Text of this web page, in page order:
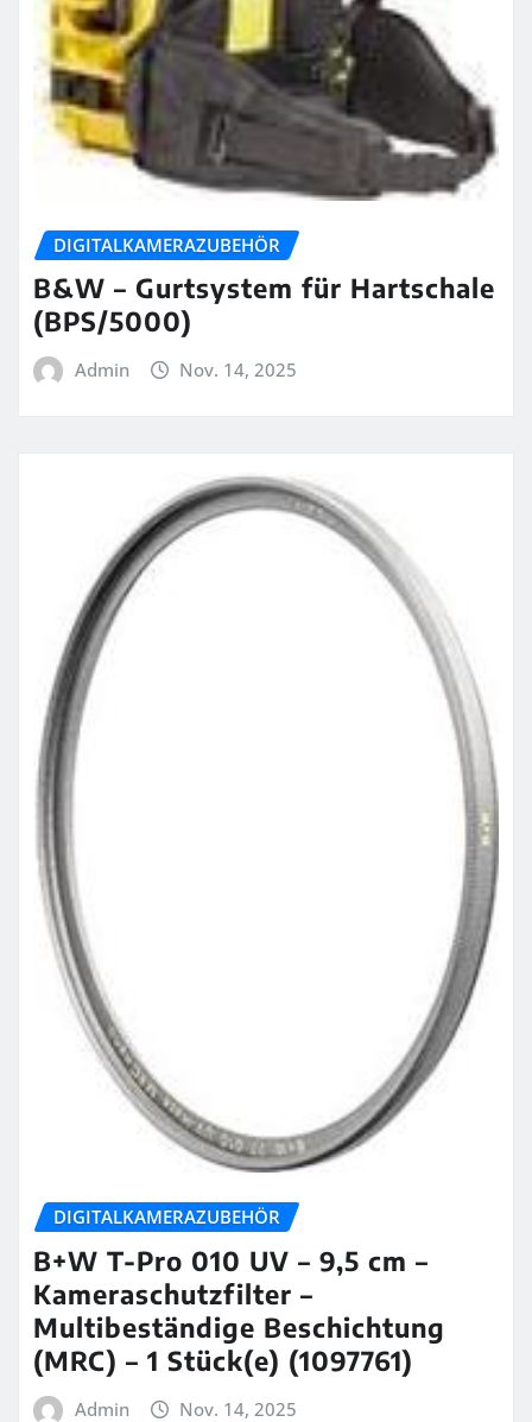
DIGITALKAMERAZUBEHÖR
B&W – Gurtsystem für Hartschale
(BPS/5000)
Admin Nov. 14, 2025
DIGITALKAMERAZUBEHÖR
B+W T-Pro 010 UV – 9,5 cm –
Kameraschutzfilter –
Multibeständige Beschichtung
(MRC) – 1 Stück(e) (1097761)
Admin Nov. 14, 2025